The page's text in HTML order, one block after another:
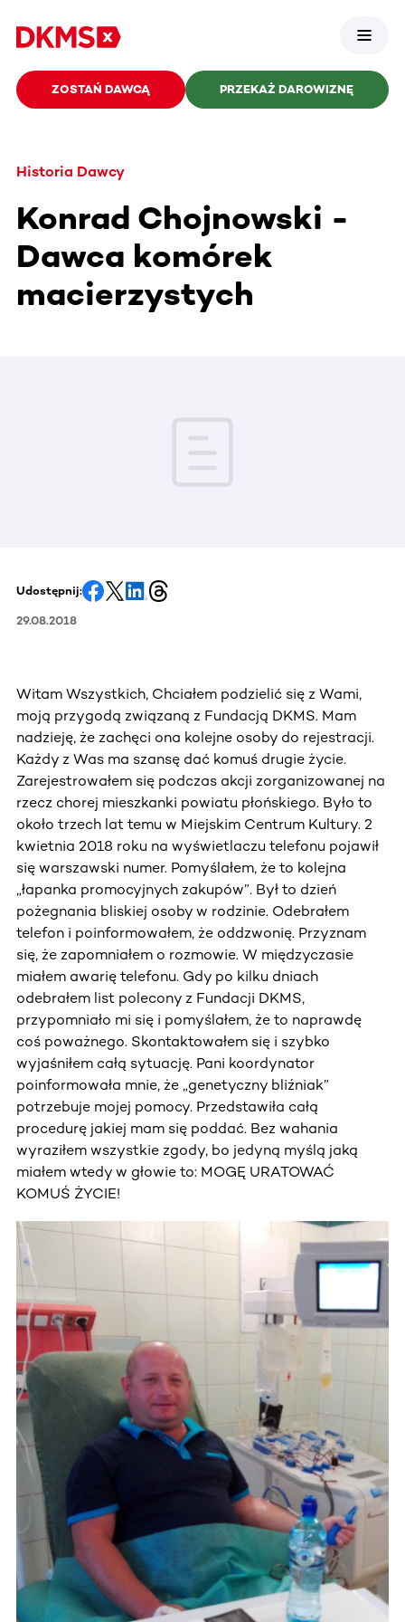
ZOSTAŃ DAWCĄ PRZEKAŻ DAROWIZNĘ
Historia Dawcy
Konrad Chojnowski -
Dawca komórek
macierzystych
Udostępnij:
29.08.2018
Witam Wszystkich, Chciałem podzielić się z Wami,
moją przygodą związaną z Fundacją DKMS. Mam
nadzieję, że zachęci ona kolejne osoby do rejestracji.
Każdy z Was ma szansę dać komuś drugie życie.
Zarejestrowałem się podczas akcji zorganizowanej na
rzecz chorej mieszkanki powiatu płońskiego. Było to
około trzech lat temu w Miejskim Centrum Kultury. 2
kwietnia 2018 roku na wyświetlaczu telefonu pojawił
się warszawski numer. Pomyślałem, że to kolejna
„łapanka promocyjnych zakupów”. Był to dzień
pożegnania bliskiej osoby w rodzinie. Odebrałem
telefon i poinformowałem, że oddzwonię. Przyznam
się, że zapomniałem o rozmowie. W międzyczasie
miałem awarię telefonu. Gdy po kilku dniach
odebrałem list polecony z Fundacji DKMS,
przypomniało mi się i pomyślałem, że to naprawdę
coś poważnego. Skontaktowałem się i szybko
wyjaśniłem całą sytuację. Pani koordynator
poinformowała mnie, że „genetyczny bliźniak”
potrzebuje mojej pomocy. Przedstawiła całą
procedurę jakiej mam się poddać. Bez wahania
wyraziłem wszystkie zgody, bo jedyną myślą jaką
miałem wtedy w głowie to: MOGĘ URATOWAĆ
KOMUŚ ŻYCIE!